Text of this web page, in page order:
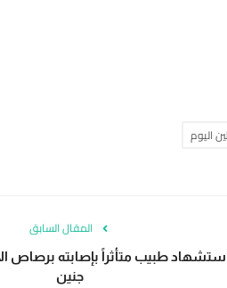
اليوم
المقال السابق
طبيب متأثراً بإصابته برصاص
جنين